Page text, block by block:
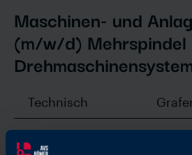
Maschinen- und
(m/w/d) Mehrspindel
Technisch
Mitarbeiter Logistik /